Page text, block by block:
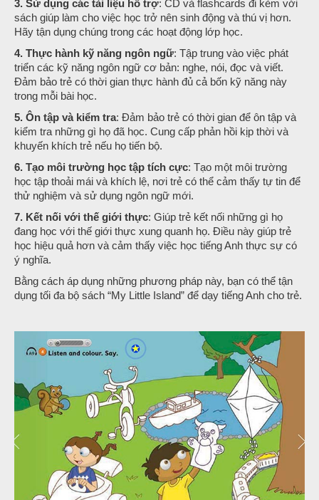
3. Sử dụng các tài liệu hỗ trợ: CD và flashcards đi kèm với
sách giúp làm cho việc học trở nên sinh động và thú vị hơn.
Hãy tận dụng chúng trong các hoạt động lớp học.
4. Thực hành kỹ năng ngôn ngữ: Tập trung vào việc phát
triển các kỹ năng ngôn ngữ cơ bản: nghe, nói, đọc và viết.
Đảm bảo trẻ có thời gian thực hành đủ cả bốn kỹ năng này
trong mỗi bài học.
5. Ôn tập và kiểm tra: Đảm bảo trẻ có thời gian để ôn tập và
kiểm tra những gì họ đã học. Cung cấp phản hồi kịp thời và
khuyến khích trẻ nếu họ tiến bộ.
6. Tạo môi trường học tập tích cực: Tạo một môi trường
học tập thoải mái và khích lệ, nơi trẻ có thể cảm thấy tự tin để
thử nghiệm và sử dụng ngôn ngữ mới.
7. Kết nối với thế giới thực: Giúp trẻ kết nối những gì họ
đang học với thế giới thực xung quanh họ. Điều này giúp trẻ
học hiệu quả hơn và cảm thấy việc học tiếng Anh thực sự có
ý nghĩa.
Bằng cách áp dụng những phương pháp này, bạn có thể tận
dụng tối đa bộ sách “My Little Island” để dạy tiếng Anh cho trẻ.